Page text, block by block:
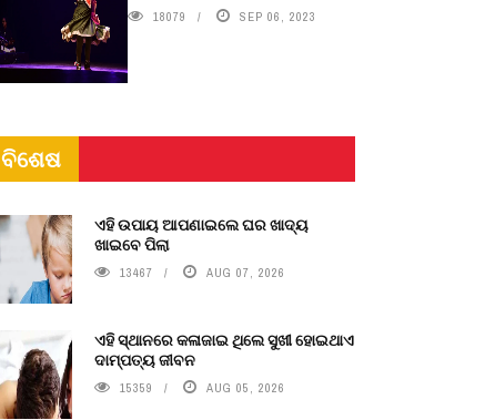
18079 SEP 06, 2023
ବିଶେଷ
ଏହି ଉପାୟ ଆପଣାଇଲେ ଘର ଖାଦ୍ୟ
ଖାଇବେ ପିଲା
13467 AUG 07, 2026
ଏହି ସ୍ଥାନରେ କଳାଜାଇ ଥିଲେ ସୁଖୀ ହୋଇଥାଏ
ଦାମ୍ପତ୍ୟ ଜୀବନ
15359 AUG 05, 2026